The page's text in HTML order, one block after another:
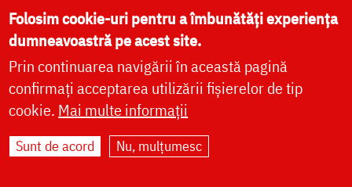
MEDIA
ȘTIRI
HRAMUL SFINTEI CUVIOASE PARASCHEVA
AUTORI
Folosim cookie-uri pentru a îmbunătăți experiența
dumneavoastră pe acest site.
Prin continuarea navigării în această pagină
confirmați acceptarea utilizării fișierelor de tip
cookie. Mai multe informații
Sunt de acord Nu, mulțumesc